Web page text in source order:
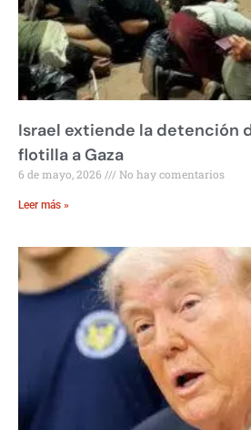
Israel extiende la detención
flotilla a Gaza
6 de mayo, 2026 No hay comentarios
Leer más »